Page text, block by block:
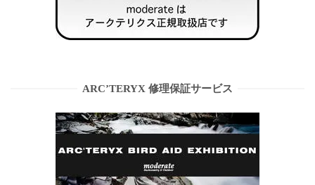
ARC’TERYX 修理保証サービス